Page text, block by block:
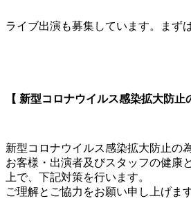
ライブ出演も募集しています。まず
【 新型コロナウイルス感染拡大防止
新型コロナウイルス感染拡大防止の
お客様・出演者及びスタッフの健康
上で、下記対策を行います。
ご理解とご協力をお願い申し上げます